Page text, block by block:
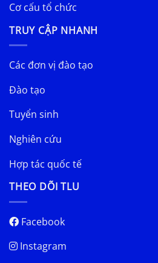
Cơ cấu tổ chức
TRUY CẬP NHANH
Các đơn vị đào tạo
Đào tạo
Tuyển sinh
Nghiên cứu
Hợp tác quốc tế
THEO DÕI TLU
Facebook
Instagram